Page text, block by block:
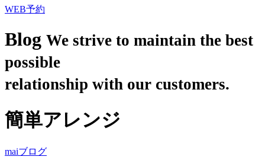
WEB予約
Blog We strive to maintain the best
possible
relationship with our customers.
簡単アレンジ
maiブログ